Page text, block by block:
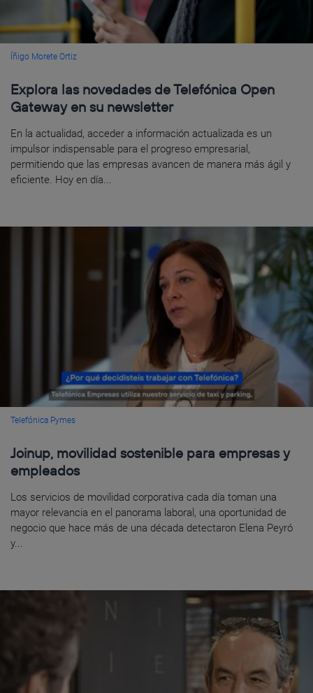
Íñigo Morete Ortiz
Explora las novedades de Telefónica Open
Gateway en su newsletter
En la actualidad, acceder a información actualizada es un
impulsor indispensable para el progreso empresarial,
permitiendo que las empresas avancen de manera más ágil y
eficiente. Hoy en día...
Telefónica Pymes
Joinup, movilidad sostenible para empresas y
empleados
Los servicios de movilidad corporativa cada día toman una
mayor relevancia en el panorama laboral, una oportunidad de
negocio que hace más de una década detectaron Elena Peyró
y...